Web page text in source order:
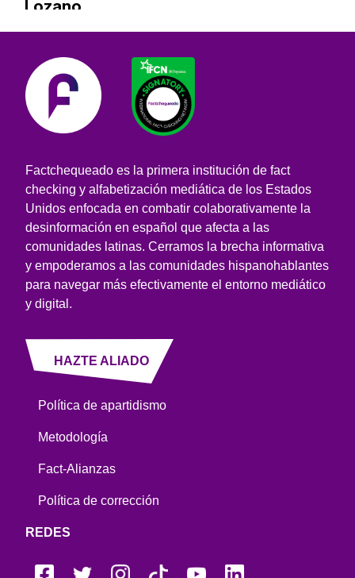
Lozano
Factchequeado es la primera institución de fact
checking y alfabetización mediática de los Estados
Unidos enfocada en combatir colaborativamente la
desinformación en español que afecta a las
comunidades latinas. Cerramos la brecha informativa
y empoderamos a las comunidades hispanohablantes
para navegar más efectivamente el entorno mediático
y digital.
HAZTE ALIADO
Política de apartidismo
Metodología
Fact-Alianzas
Política de corrección
REDES